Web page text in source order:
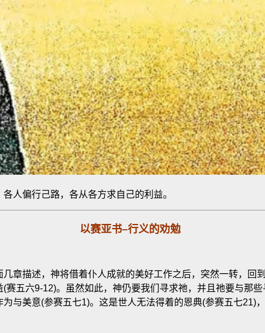
人偏行己路，各从各方求自己的利益。
以赛亚书–行义的劝勉
章描述，神将借着仆人成就的美好工作之后，突然一转，回
五六9-12)。虽然如此，神仍要我们寻求祂，并且祂要与那
与美意(参赛五七1)。这是世人无法得着的恩典(参赛五七21)